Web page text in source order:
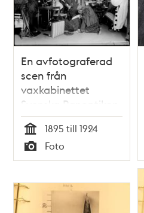
En avfotograferad
scen från
vaxkabinettet
Svenska Panoptikon
vid
Kungsträdgårdsgatan
18: "På maskeraden,
en mördare
par gendarmer"
Tid
1895 till 1924
Typ
Foto